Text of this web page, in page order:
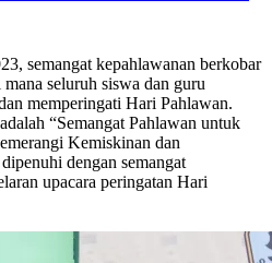
semangat kepahlawanan berkobar
seluruh siswa dan guru
memperingati Hari Pahlawan.
“Semangat Pahlawan untuk
Kemiskinan dan
dengan semangat
upacara peringatan Hari